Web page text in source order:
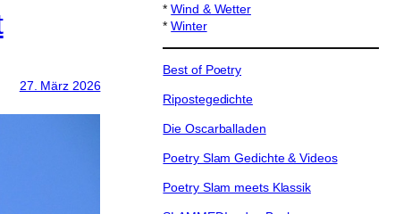
27. März 2026
*Wind & Wetter
*Winter
Best of Poetry
Ripostegedichte
Die Oscarballaden
Poetry Slam Gedichte & Videos
Poetry Slam meets Klassik